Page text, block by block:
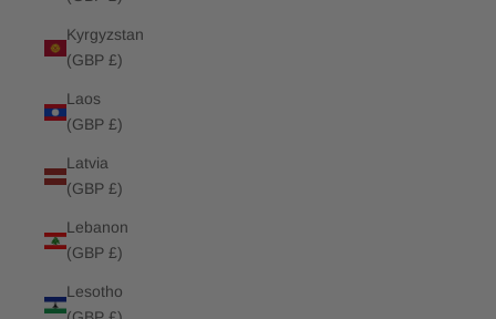
Kyrgyzstan
(GBP £)
Laos
(GBP £)
Latvia
(GBP £)
Lebanon
(GBP £)
Lesotho